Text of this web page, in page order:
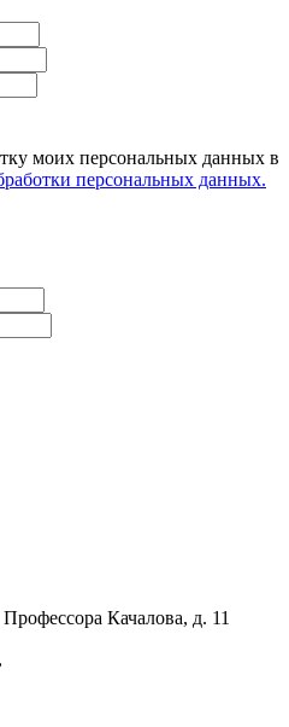
моих персональных данных в
персональных данных.
Качалова, д. 11